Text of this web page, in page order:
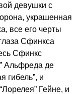
девушки с
украшенная
все его черты
Сфинкса
Сфинкс
Альфреда де
гибель”, и
Гейне, и